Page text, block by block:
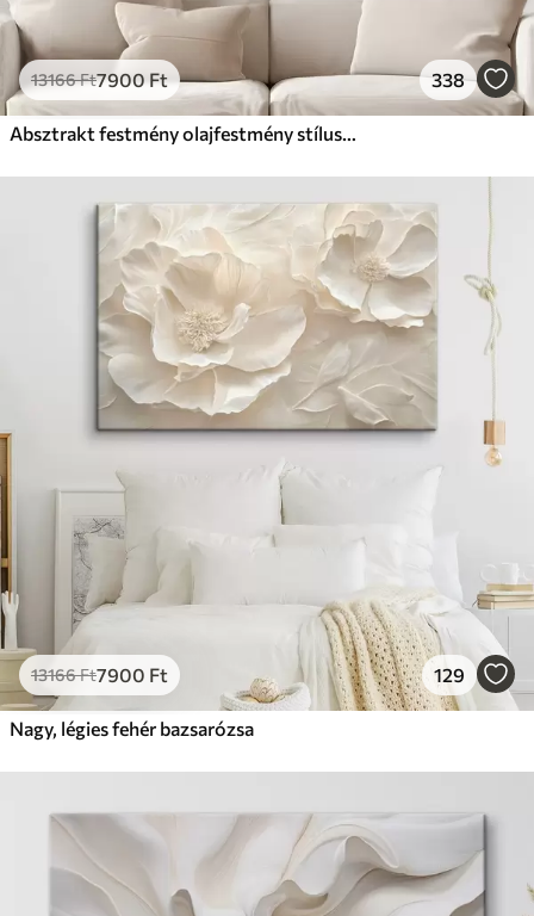
13166Ft7900Ft 338
Absztrakt festmény olajfestmény stílusban
13166Ft7900 Ft 129
Nagy, légies fehér bazsarózsa